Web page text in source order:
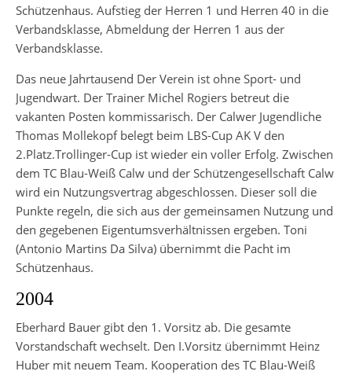
Schützenhaus. Aufstieg der Herren 1 und Herren 40 in die
Verbandsklasse, Abmeldung der Herren 1 aus der
Verbandsklasse.
Das neue Jahrtausend Der Verein ist ohne Sport- und
Jugendwart. Der Trainer Michel Rogiers betreut die
vakanten Posten kommissarisch. Der Calwer Jugendliche
Thomas Mollekopf belegt beim LBS-Cup AK V den
2.Platz.Trollinger-Cup ist wieder ein voller Erfolg. Zwischen
dem TC Blau-Weiß Calw und der Schützengesellschaft Calw
wird ein Nutzungsvertrag abgeschlossen. Dieser soll die
Punkte regeln, die sich aus der gemeinsamen Nutzung und
den gegebenen Eigentumsverhältnissen ergeben. Toni
(Antonio Martins Da Silva) übernimmt die Pacht im
Schützenhaus.
2004
Eberhard Bauer gibt den 1. Vorsitz ab. Die gesamte
Vorstandschaft wechselt. Den I.Vorsitz übernimmt Heinz
Huber mit neuem Team. Kooperation des TC Blau-Weiß